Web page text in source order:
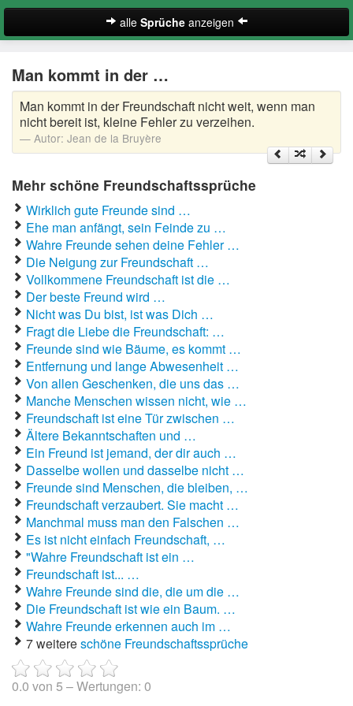
alle Sprücheanzeigen
Freundschaftssprüche beste Freundin
Kurze Freundschaftssprüche
Lustige Freundschaftssprüche
Schöne Freundschaftssprüche
Zufallsspruch
Man kommt in der …
Man kommt in der Freundschaft nicht weit, wenn man
nicht bereit ist, kleine Fehler zu verzeihen.
Autor: Jean de la Bruyère
Mehr schöne Freundschaftssprüche
Wirklich gute Freunde sind …
Ehe man anfängt, sein Feinde zu …
Wahre Freunde sehen deine Fehler …
Die Neigung zur Freundschaft …
Vollkommene Freundschaft ist die …
Der beste Freund wird …
Nicht was Du bist, ist was Dich …
Fragt die Liebe die Freundschaft: …
Freunde sind wie Bäume, es kommt …
Entfernung und lange Abwesenheit …
Von allen Geschenken, die uns das …
Manche Menschen wissen nicht, wie …
Freundschaft ist eine Tür zwischen …
Ältere Bekanntschaften und …
Ein Freund ist jemand, der dir auch …
Dasselbe wollen und dasselbe nicht …
Freunde sind Menschen, die bleiben, …
Freundschaft verzaubert. Sie macht …
Manchmal muss man den Falschen …
Es ist nicht einfach Freundschaft, …
"Wahre Freundschaft ist ein …
Freundschaft ist... …
Wahre Freunde sind die, die um die …
Die Freundschaft ist wie ein Baum. …
Wahre Freunde erkennen auch im …
7 weitereschöne Freundschaftssprüche
0.0 von 5 – Wertungen: 0